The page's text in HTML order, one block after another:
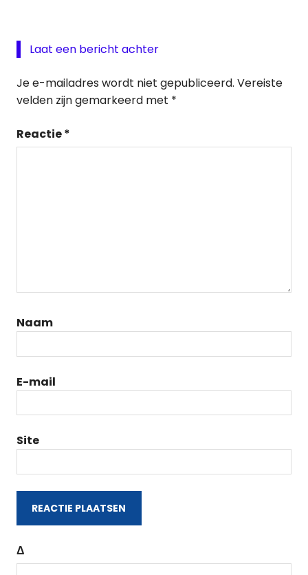
Laat een bericht achter
Je e-mailadres wordt niet gepubliceerd. Vereiste
velden zijn gemarkeerd met *
Reactie*
Naam
E-mail
Site
Δ